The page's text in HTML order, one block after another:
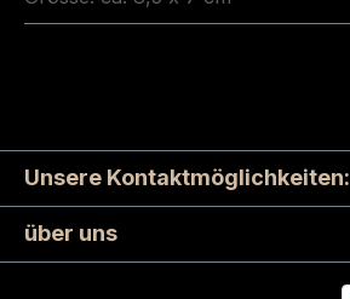
Unsere Kontaktmöglichkeiten:
über uns